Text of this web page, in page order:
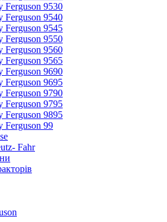
Ferguson 9530
Ferguson 9540
Ferguson 9545
Ferguson 9550
Ferguson 9560
Ferguson 9565
Ferguson 9690
Ferguson 9695
Ferguson 9790
Ferguson 9795
Ferguson 9895
Ferguson 99
Fahr